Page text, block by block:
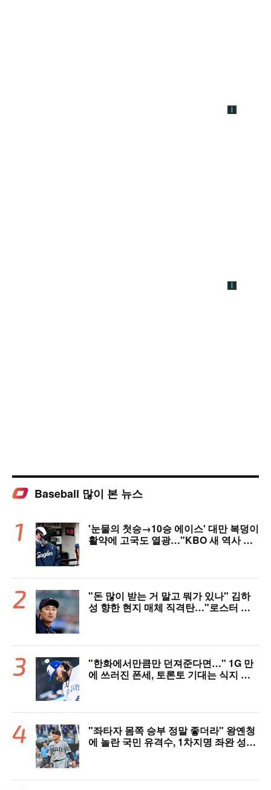
Baseball 많이 본 뉴스
'눈물의 첫승→10승 에이스' 대만 복덩이
활약에 고국도 열광…"KBO 새 역사 썼
"돈 많이 받는 거 말고 뭐가 있나" 김하
성 향한 현지 매체 직격탄…"로스터 한
"한화에서만큼만 던져준다면…" 1G 만
에 쓰러진 폰세, 토론토 기대는 식지 않
"좌타자 몸쪽 승부 정말 좋더라" 왕옌청
에 놀란 국민 유격수, 1차지명 좌완 성장